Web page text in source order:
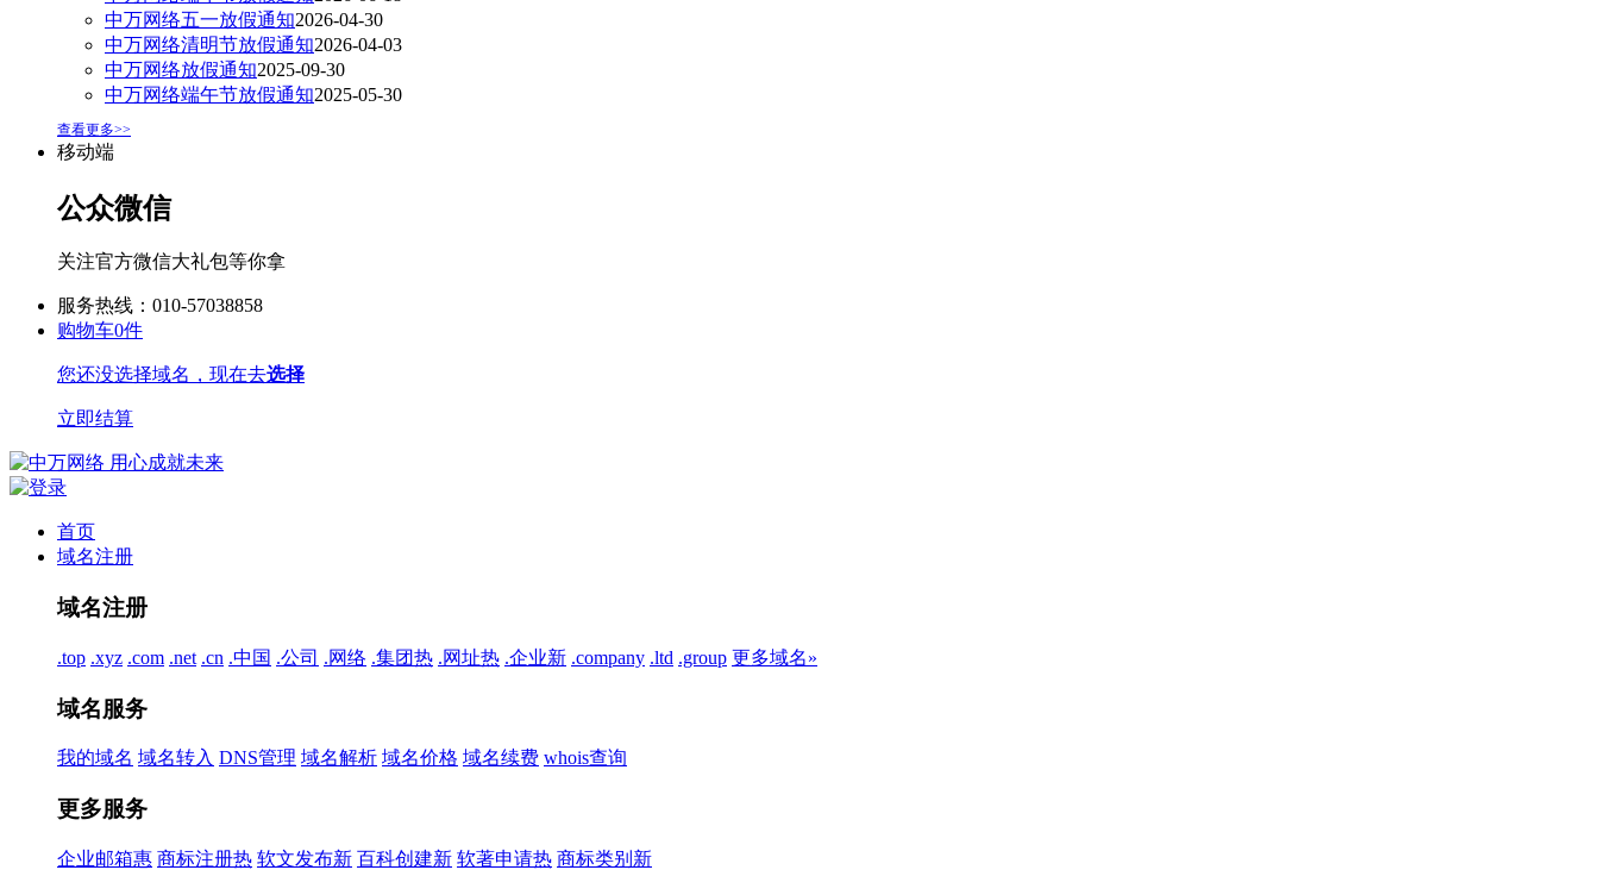
中万网络五一放假通知2026-04-30
中万网络清明节放假通知2026-04-03
中万网络放假通知2025-09-30
中万网络端午节放假通知2025-05-30
查看更多>>
移动端
公众微信
关注官方微信大礼包等你拿
服务热线：010-57038858
购物车0件
您还没选择域名，现在去选择
立即结算
首页
域名注册
域名注册
.top .xyz .com .net .cn .中国 .公司 .网络 .集团热 .网址热 .企业新 .company .ltd .group 更多域名»
域名服务
我的域名 域名转入 DNS管理 域名解析 域名价格 域名续费 whois查询
更多服务
企业邮箱惠 商标注册热 软文发布新 百科创建新 软著申请热 商标类别 新